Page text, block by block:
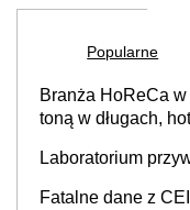
Popularne
Branża HoReCa
toną w długach,
Laboratorium
Fatalne dane z